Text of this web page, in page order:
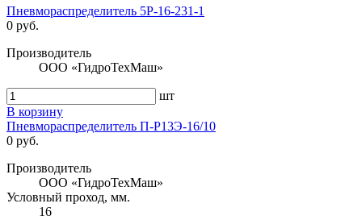
Пневмораспределитель 5Р-16-231-1
0 руб.
Производитель
ООО «ГидроТехМаш»
шт
В корзину
Пневмораспределитель П-Р13Э-16/10
0 руб.
Производитель
ООО «ГидроТехМаш»
Условный проход, мм.
16